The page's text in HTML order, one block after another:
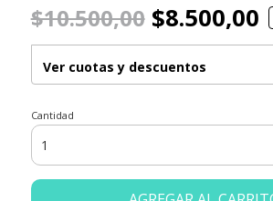
$10.500,00$8.500,00
Ver cuotas y descuentos
Cantidad